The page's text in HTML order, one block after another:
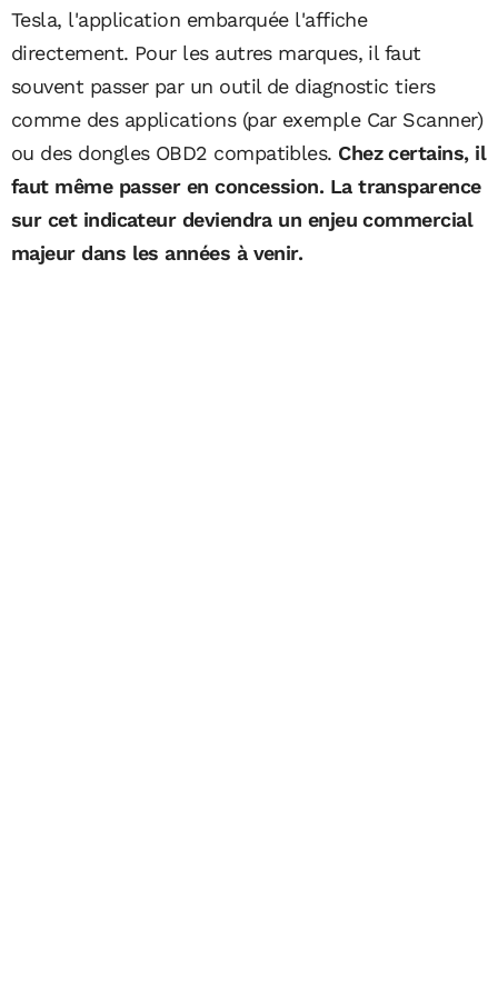
Tesla, l'application embarquée l'affiche
directement. Pour les autres marques, il faut
souvent passer par un outil de diagnostic tiers
comme des applications (par exemple Car Scanner)
ou des dongles OBD2 compatibles. Chez certains, il
faut même passer en concession. La transparence
sur cet indicateur deviendra un enjeu commercial
majeur dans les années à venir.